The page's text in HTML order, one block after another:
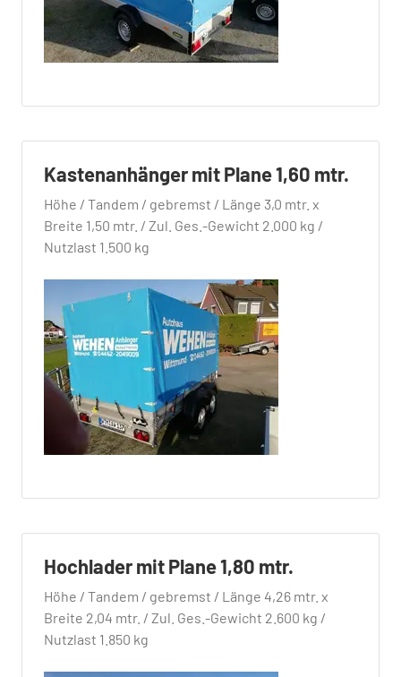
Kastenanhänger mit Plane 1,60 mtr.
Höhe / Tandem / gebremst / Länge 3,0 mtr. x
Breite 1,50 mtr. / Zul. Ges.-Gewicht 2.000 kg /
Nutzlast 1.500 kg
Hochlader mit Plane 1,80 mtr.
Höhe / Tandem / gebremst / Länge 4,26 mtr. x
Breite 2,04 mtr. / Zul. Ges.-Gewicht 2.600 kg /
Nutzlast 1.850 kg